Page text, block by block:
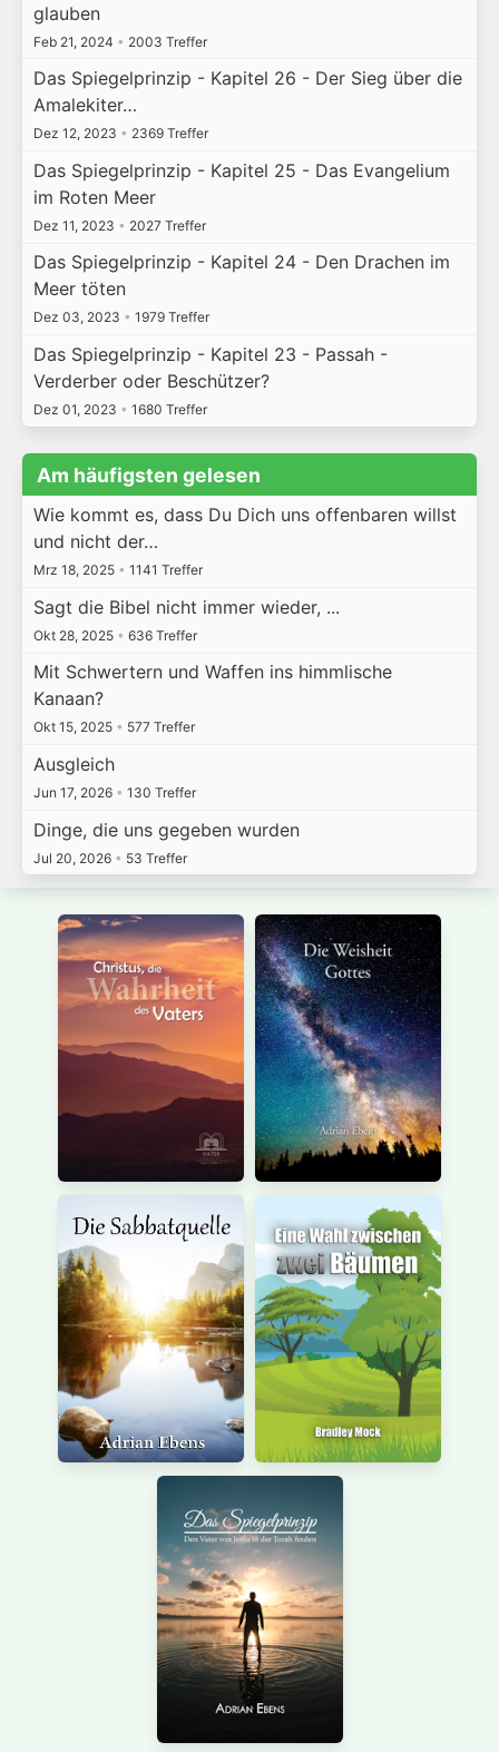
glauben
Feb 21, 2024 • 2003 Treffer
Das Spiegelprinzip - Kapitel 26 - Der Sieg über die
Amalekiter…
Dez 12, 2023 • 2369 Treffer
Das Spiegelprinzip - Kapitel 25 - Das Evangelium
im Roten Meer
Dez 11, 2023 • 2027 Treffer
Das Spiegelprinzip - Kapitel 24 - Den Drachen im
Meer töten
Dez 03, 2023 • 1979 Treffer
Das Spiegelprinzip - Kapitel 23 - Passah -
Verderber oder Beschützer?
Dez 01, 2023 • 1680 Treffer
Am häufigsten gelesen
Wie kommt es, dass Du Dich uns offenbaren willst
und nicht der…
Mrz 18, 2025 • 1141 Treffer
Sagt die Bibel nicht immer wieder, ...
Okt 28, 2025 • 636 Treffer
Mit Schwertern und Waffen ins himmlische
Kanaan?
Okt 15, 2025 • 577 Treffer
Ausgleich
Jun 17, 2026 • 130 Treffer
Dinge, die uns gegeben wurden
Jul 20, 2026 • 53 Treffer